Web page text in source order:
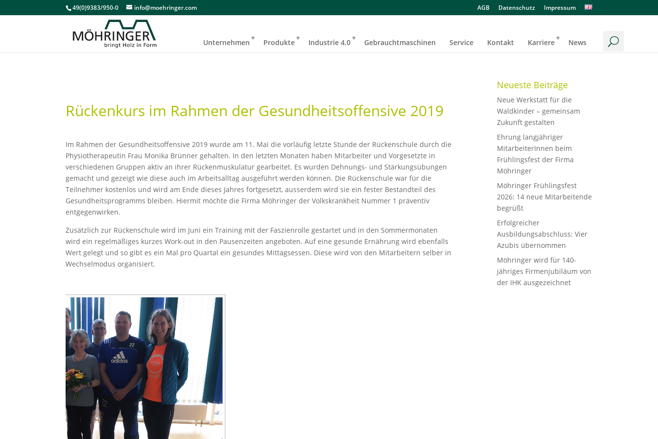
49(0)9383/950-0 info@moehringer.com AGB Datenschutz Impressum
Unternehmen Produkte Industrie 4.0 Gebrauchtmaschinen Service Kontakt Karriere News
Rückenkurs im Rahmen der Gesundheitsoffensive 2019
Im Rahmen der Gesundheitsoffensive 2019 wurde am 11. Mai die vorläufig letzte Stunde der Rückenschule durch die
Physiotherapeutin Frau Monika Brünner gehalten. In den letzten Monaten haben Mitarbeiter und Vorgesetzte in
verschiedenen Gruppen aktiv an ihrer Rückenmuskulatur gearbeitet. Es wurden Dehnungs- und Stärkungsübungen
gemacht und gezeigt wie diese auch im Arbeitsalltag ausgeführt werden können. Die Rückenschule war für die
Teilnehmer kostenlos und wird am Ende dieses Jahres fortgesetzt, ausserdem wird sie ein fester Bestandteil des
Gesundheitsprogramms bleiben. Hiermit möchte die Firma Möhringer der Volkskrankheit Nummer 1 präventiv
entgegenwirken.
Zusätzlich zur Rückenschule wird im Juni ein Training mit der Faszienrolle gestartet und in den Sommermonaten
wird ein regelmäßiges kurzes Work-out in den Pausenzeiten angeboten. Auf eine gesunde Ernährung wird ebenfalls
Wert gelegt und so gibt es ein Mal pro Quartal ein gesundes Mittagsessen. Diese wird von den Mitarbeitern selber in
Wechselmodus organisiert.
Neueste Beiträge
Neue Werkstatt für die
Waldkinder – gemeinsam
Zukunft gestalten
Ehrung langjähriger
MitarbeiterInnen beim
Frühlingsfest der Firma
Möhringer
Möhringer Frühlingsfest
2026: 14 neue Mitarbeitende
begrüßt
Erfolgreicher
Ausbildungsabschluss: Vier
Azubis übernommen
Möhringer wird für 140-
jähriges Firmenjubiläum von
der IHK ausgezeichnet